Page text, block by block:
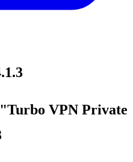
VPN Private